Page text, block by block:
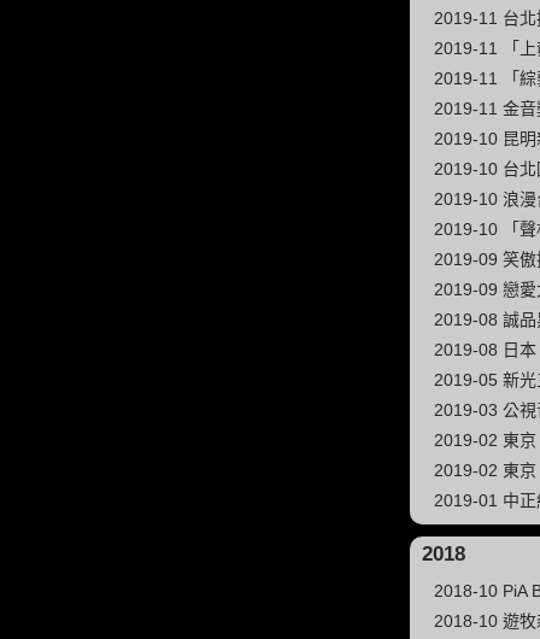
2019-11 台
2019-11 「
2019-11 「
2019-11 金
2019-10 昆
2019-10 台
2019-10 浪
2019-10 「
2019-09 笑
2019-09 戀
2019-08 誠
2019-08 日
2019-05 新
2019-03 公
2019-02 東
2019-02 東
2019-01 中
2018
2018-10 PiA
2018-10 遊